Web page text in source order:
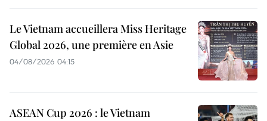
Le Vietnam accueillera Miss Heritage
Global 2026, une première en Asie
04/08/2026 04:15
ASEAN Cup 2026 : le Vietnam